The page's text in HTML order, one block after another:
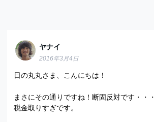
ヤナイ
2016年3月4日
日の丸丸さま、こんにちは！
まさにその通りですね！断固反対です・・・
税金取りすぎです。